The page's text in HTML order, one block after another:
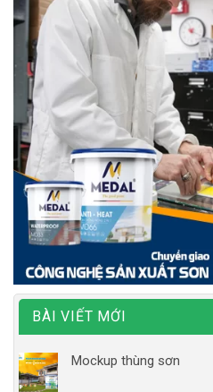
BÀI VIẾT MỚI
Mockup thùng sơn